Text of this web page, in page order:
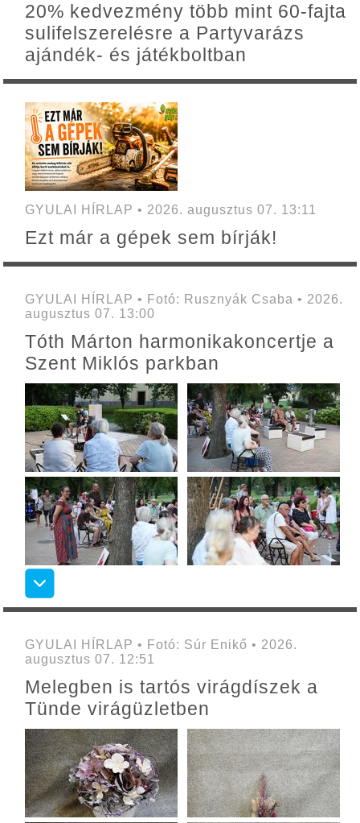
20% kedvezmény több mint 60-fajta
sulifelszerelésre a Partyvarázs
ajándék- és játékboltban
GYULAI HÍRLAP • 2026. augusztus 07. 13:11
Ezt már a gépek sem bírják!
GYULAI HÍRLAP • Fotó: Rusznyák Csaba • 2026.
augusztus 07. 13:00
Tóth Márton harmonikakoncertje a
Szent Miklós parkban
GYULAI HÍRLAP • Fotó: Súr Enikő • 2026.
augusztus 07. 12:51
Melegben is tartós virágdíszek a
Tünde virágüzletben